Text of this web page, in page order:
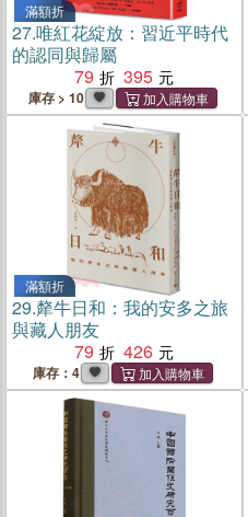
滿額折
27.唯紅花綻放：習近平時代
的認同與歸屬
79
395
庫存 > 10
滿額折
29.犛牛日和：我的安多之旅
與藏人朋友
79
426
庫存：4